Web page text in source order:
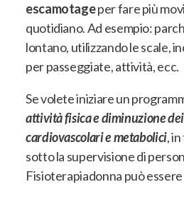
escamotageper fare più
quotidiano. Ad esempio:
lontano, utilizzando le scale,
per passeggiate, attività, ecc.
Se volete iniziare un
attività fisica e diminuzione
cardiovascolari e metabolici,
sotto la supervisione di
Fisioterapiadonna può